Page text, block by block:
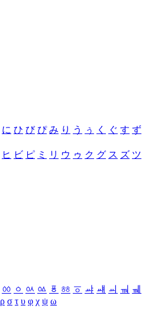
に ひ び ぴ み り う ぅ く ぐ す ず
ヒ ビ ピ ミ リ ウ ゥ ク グ ス ズ ツ
ㆀ ㆁ ㆂ ㆃ ㆄ ㆅ ㆆ ㆇ ㆈ ㆉ ㆊ ㆋ
ρ σ τ υ φ χ ψ ω